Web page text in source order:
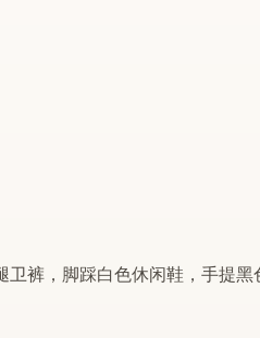
裤，脚踩白色休闲鞋，手提